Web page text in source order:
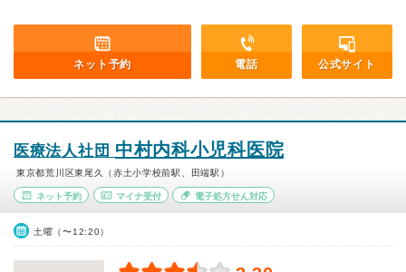
ネット予約 電話 公式サイト
医療法人社団 中村内科小児科医院
東京都荒川区東尾久（赤土小学校前駅、田端駅）
ネット予約 マイナ受付 電子処方せん対応
土曜（〜12:20）